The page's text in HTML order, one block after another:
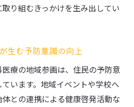
り組むきっかけを生み出してい
生む予防意識の向上
療の地域参画は、住民の予防意
います。地域イベントや学校へ
との連携による健康啓発活動な